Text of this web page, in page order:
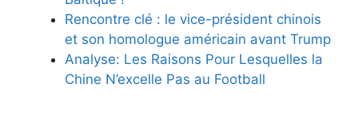
Rencontre clé : le vice-président chinois
et son homologue américain avant Trump
Analyse: Les Raisons Pour Lesquelles la
Chine N’excelle Pas au Football